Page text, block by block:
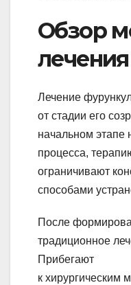
Обзор
лечения
Лечение
от стадии его
начальном этапе
процесса,
ограничивают
способами
После
традиционное
Прибегают
к хирургическим